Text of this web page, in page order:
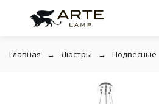
Главная Люстры Подвесные